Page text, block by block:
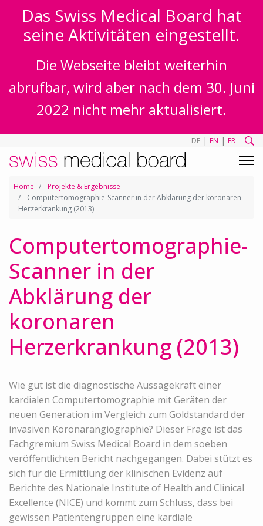
Das Swiss Medical Board hat
seine Aktivitäten eingestellt.
Die Webseite bleibt weiterhin
abrufbar, wird aber nach dem 30. Juni
2022 nicht mehr aktualisiert.
DE | EN | FR
Home
Projekte & Ergebnisse
Computertomographie-Scanner in der Abklärung der koronaren
Herzerkrankung (2013)
Computertomographie-
Scanner in der
Abklärung der
koronaren
Herzerkrankung (2013)
Wie gut ist die diagnostische Aussagekraft einer
kardialen Computertomographie mit Geräten der
neuen Generation im Vergleich zum Goldstandard der
invasiven Koronarangiographie? Dieser Frage ist das
Fachgremium Swiss Medical Board in dem soeben
veröffentlichten Bericht nachgegangen. Dabei stützt es
sich für die Ermittlung der klinischen Evidenz auf
Berichte des Nationale Institute of Health and Clinical
Excellence (NICE) und kommt zum Schluss, dass bei
gewissen Patientengruppen eine kardiale